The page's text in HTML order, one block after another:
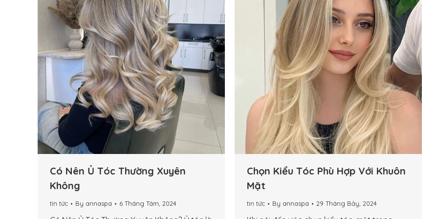
Có Nên Ủ Tóc Thường Xuyên
Không
tin tức By annaspa 6 Tháng Tám, 2024
Chọn Kiểu Tóc Phù Hợp Với Khuôn
Mặt
tin tức By annaspa 29 Tháng Bảy, 2024